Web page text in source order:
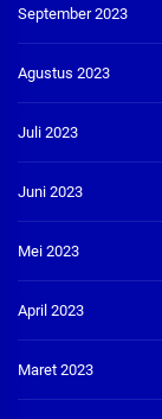
September 2023
Agustus 2023
Juli 2023
Juni 2023
Mei 2023
April 2023
Maret 2023